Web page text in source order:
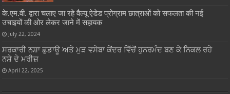
के.एम.वी. द्वारा चलाए जा रहे वैल्यू ऐडेड प्रोग्राम छात्राओं को सफलता की नई
उचाइयों की ओर लेकर जाने में सहायक
July 22, 2024
ਸਰਕਾਰੀ ਨਸ਼ਾ ਛੁਡਾਊ ਅਤੇ ਮੁੜ ਵਸੇਬਾ ਕੇਂਦਰ ਵਿੱਚੋਂ ਹੁਨਰਮੰਦ ਬਣ ਕੇ ਨਿਕਲ ਰਹੇ
ਨਸ਼ੇ ਦੇ ਮਰੀਜ਼
April 22, 2025